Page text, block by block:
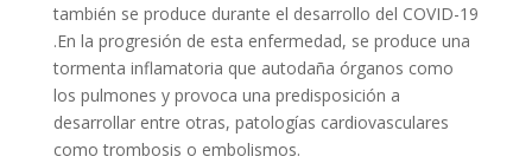
también se produce durante el desarrollo del COVID-19
.En la progresión de esta enfermedad, se produce una
tormenta inflamatoria que autodaña órganos como
los pulmones y provoca una predisposición a
desarrollar entre otras, patologías cardiovasculares
como trombosis o embolismos.